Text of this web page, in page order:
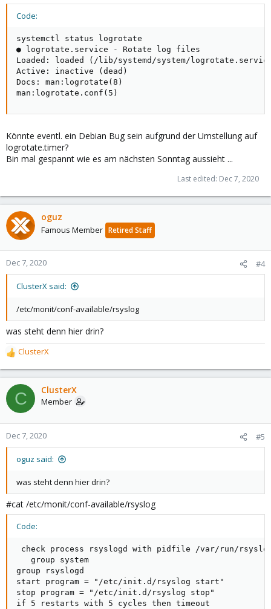
Code:
systemctl status logrotate
● logrotate.service - Rotate log files
Loaded: loaded (/lib/systemd/system/
Active: inactive (dead)
Docs: man:logrotate(8)
man:logrotate.conf(5)
Könnte eventl. ein Debian Bug sein aufgrund der Umstellung auf
logrotate.timer?
Bin mal gespannt wie es am nächsten Sonntag aussieht ...
Last edited: Dec 7, 2020
oguz
Famous Member Retired Staff
Dec 7, 2020 #4
ClusterX said:
/etc/monit/conf-available/rsyslog
was steht denn hier drin?
R
e
a
c
t
o
n
ClusterX
C ClusterX
Member
Dec 7, 2020 #5
oguz said:
was steht denn hier drin?
#cat /etc/monit/conf-available/rsyslog
Code:
check process rsyslogd with pidfile /var/run/
   group system
group rsyslogd
start program = "/etc/init.d/rsyslog start"
stop program = "/etc/init.d/rsyslog stop"
if 5 restarts with 5 cycles then timeout